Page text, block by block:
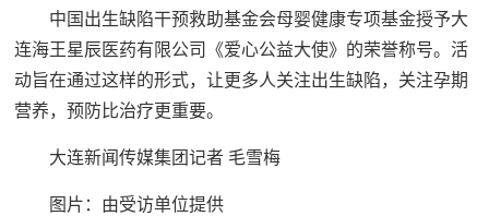
中国出生缺陷干预救助基金会母婴健康专项基金授予大
连海王星辰医药有限公司《爱心公益大使》的荣誉称号。活
动旨在通过这样的形式，让更多人关注出生缺陷，关注孕期
营养，预防比治疗更重要。
大连新闻传媒集团记者 毛雪梅
图片：由受访单位提供